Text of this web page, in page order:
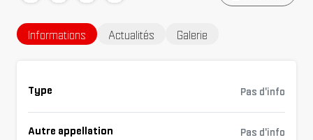
Informations Actualités Galerie
Type Pas d'info
Autre appellation Pas d'info